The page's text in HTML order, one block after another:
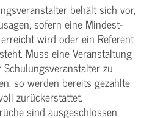
behält sich vor,
sofern eine Mindest­
wird oder ein Referent
Muss eine Veranstaltung
zu
so werden bereits gezahlte
zurückerstattet.
sind ausgeschlossen.